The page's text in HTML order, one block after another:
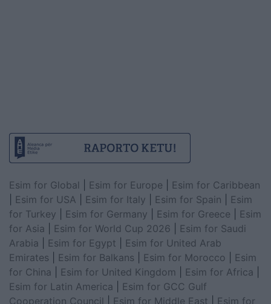
Esim for Global Esim for Europe
Esim for Caribbean
Esim for USA Esim for Italy Esim for Spain
Esim
for Turkey
Esim for Germany Esim for Greece
Esim
for Asia
Esim for World Cup 2026
Esim for Saudi
Arabia
Esim for Egypt
Esim for United Arab
Emirates
Esim for Balkans Esim for Morocco
Esim
for China
Esim for United Kingdom Esim for Africa
Esim for Latin America
Esim for GCC Gulf
Cooperation Council
Esim for Middle East
Esim for